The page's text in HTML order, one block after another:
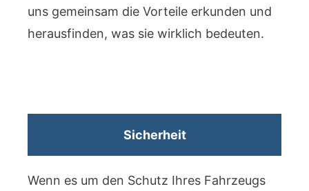
uns gemeinsam die Vorteile erkunden und
herausfinden, was sie wirklich bedeuten.
Sicherheit
Wenn es um den Schutz Ihres Fahrzeugs